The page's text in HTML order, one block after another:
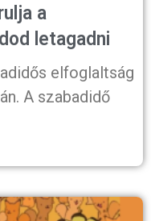
a
letagadni
elfoglaltság
A szabadidő